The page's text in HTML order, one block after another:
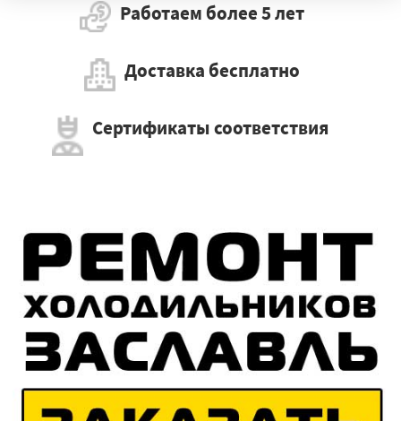
Работаем по регионам ×
Работаем более 5 лет
Доставка бесплатно
Сертификаты соответствия
УЗНАТЬ ПОДРОБНЕЕ ×